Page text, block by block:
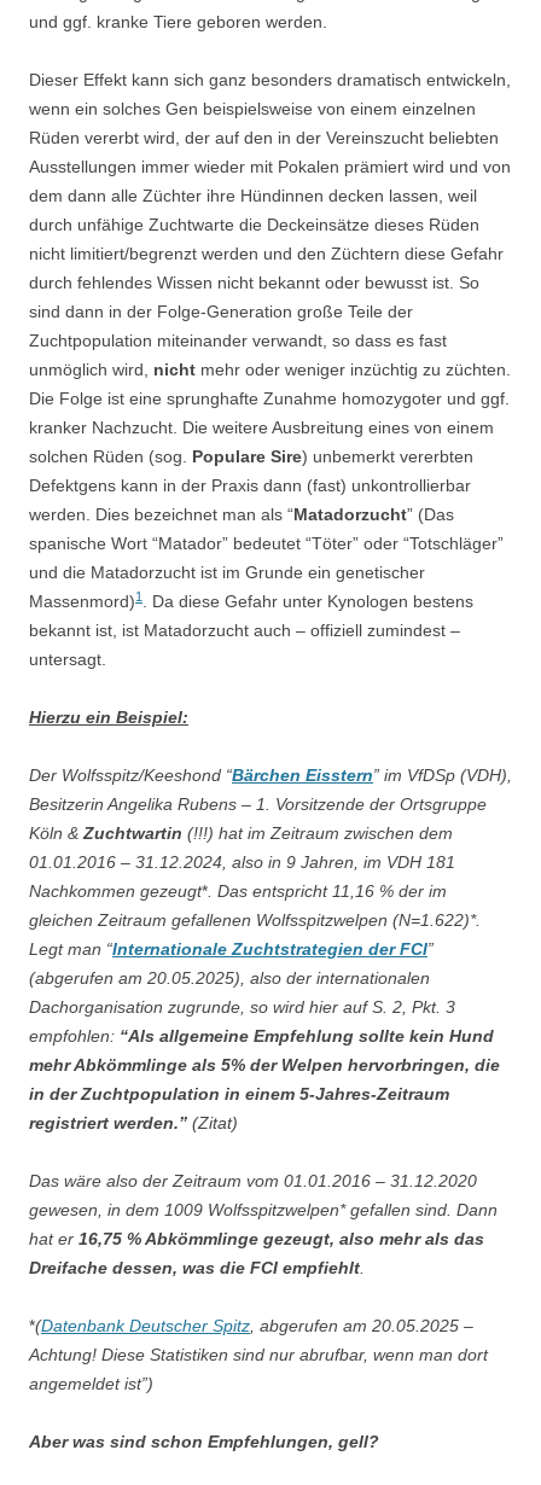
und ggf. kranke Tiere geboren werden.
Dieser Effekt kann sich ganz besonders dramatisch entwickeln,
wenn ein solches Gen beispielsweise von einem einzelnen
Rüden vererbt wird, der auf den in der Vereinszucht beliebten
Ausstellungen immer wieder mit Pokalen prämiert wird und von
dem dann alle Züchter ihre Hündinnen decken lassen, weil
durch unfähige Zuchtwarte die Deckeinsätze dieses Rüden
nicht limitiert/begrenzt werden und den Züchtern diese Gefahr
durch fehlendes Wissen nicht bekannt oder bewusst ist. So
sind dann in der Folge-Generation große Teile der
Zuchtpopulation miteinander verwandt, so dass es fast
unmöglich wird, nicht mehr oder weniger inzüchtig zu züchten.
Die Folge ist eine sprunghafte Zunahme homozygoter und ggf.
kranker Nachzucht. Die weitere Ausbreitung eines von einem
solchen Rüden (sog. Populare Sire) unbemerkt vererbten
Defektgens kann in der Praxis dann (fast) unkontrollierbar
werden. Dies bezeichnet man als “Matadorzucht” (Das
spanische Wort “Matador” bedeutet “Töter” oder “Totschläger”
und die Matadorzucht ist im Grunde ein genetischer
Massenmord)1
. Da diese Gefahr unter Kynologen bestens
bekannt ist, ist Matadorzucht auch – offiziell zumindest –
untersagt.
Hierzu ein Beispiel:
Der Wolfsspitz/Keeshond “Bärchen Eisstern” im VfDSp (VDH),
Besitzerin Angelika Rubens – 1. Vorsitzende der Ortsgruppe
Köln & Zuchtwartin (!!!) hat im Zeitraum zwischen dem
01.01.2016 – 31.12.2024, also in 9 Jahren, im VDH 181
Nachkommen gezeugt* . Das entspricht 11,16 % der im
gleichen Zeitraum gefallenen Wolfsspitzwelpen (N=1.622)*.
Legt man “Internationale Zuchtstrategien der FCI”
(abgerufen am 20.05.2025), also der internationalen
Dachorganisation zugrunde, so wird hier auf S. 2, Pkt. 3
empfohlen: “Als allgemeine Empfehlung sollte kein Hund
mehr Abkömmlinge als 5% der Welpen hervorbringen, die
in der Zuchtpopulation in einem 5-Jahres-Zeitraum
registriert werden.” (Zitat)
Das wäre also der Zeitraum vom 01.01.2016 – 31.12.2020
gewesen, in dem 1009 Wolfsspitzwelpen* gefallen sind. Dann
hat er 16,75 % Abkömmlinge gezeugt, also mehr als das
Dreifache dessen, was die FCI empfiehlt
*(Datenbank Deutscher Spitz abgerufen am 20.05.2025 –
Achtung! Diese Statistiken sind nur abrufbar, wenn man dort
angemeldet ist”)
Aber was sind schon Empfehlungen, gell?